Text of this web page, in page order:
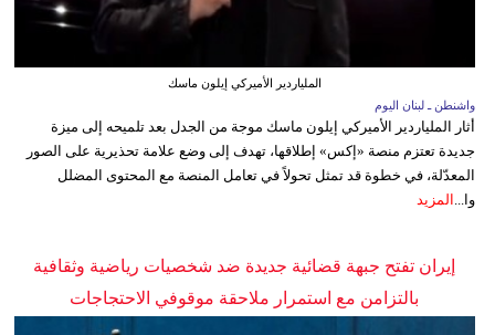
الملياردير الأميركي إيلون ماسك
واشنطن ـ لبنان اليوم
أثار الملياردير الأميركي إيلون ماسك موجة من الجدل بعد تلميحه إلى ميزة
جديدة تعتزم منصة «إكس» إطلاقها، تهدف إلى وضع علامة تحذيرية على الصور
المعدّلة، في خطوة قد تمثل تحولاً في تعامل المنصة مع المحتوى المضلل
وا... المزيد
إيران تفتح جبهة قضائية جديدة ضد شخصيات رياضية وثقافية
بالتزامن مع استمرار ملاحقة موقوفي الاحتجاجات